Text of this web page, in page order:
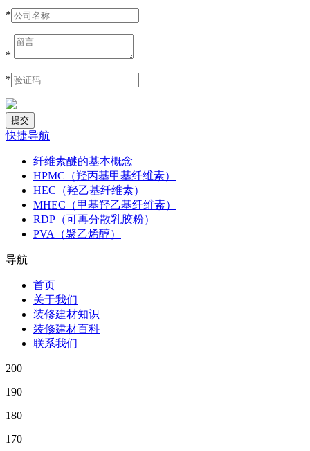
*
*
*
快捷导航
纤维素醚的基本概念
HPMC（羟丙基甲基纤维素）
HEC（羟乙基纤维素）
MHEC（甲基羟乙基纤维素）
RDP（可再分散乳胶粉）
PVA（聚乙烯醇）
导航
首页
关于我们
装修建材知识
装修建材百科
联系我们
200
190
180
170